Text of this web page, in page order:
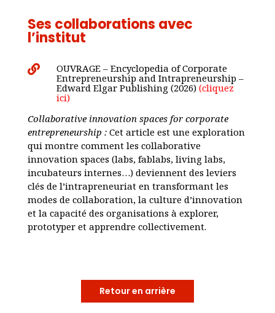
Ses collaborations avec
l’institut

OUVRAGE – Encyclopedia of Corporate
Entrepreneurship and Intrapreneurship –
Edward Elgar Publishing (2026) (cliquez
ici)
Collaborative innovation spaces for corporate
entrepreneurship :Cet article est une exploration
qui montre comment les collaborative
innovation spaces (labs, fablabs, living labs,
incubateurs internes…) deviennent des leviers
clés de l’intrapreneuriat en transformant les
modes de collaboration, la culture d’innovation
et la capacité des organisations à explorer,
prototyper et apprendre collectivement.
Retour en arrière